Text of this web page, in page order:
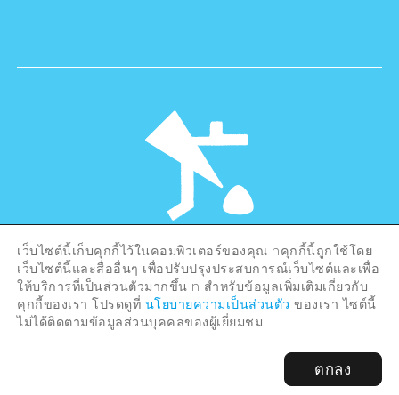
©Hiroshima Tourism Association /
Hiroshima Prefecture / Hiroshima City .
All rights reserved
เว็บไซต์นี้เก็บคุกกี้ไว้ในคอมพิวเตอร์ของคุณ nคุกกี้นี้ถูกใช้โดย
เว็บไซต์นี้และสื่ออื่นๆ เพื่อปรับปรุงประสบการณ์เว็บไซต์และเพื่อ
ให้บริการที่เป็นส่วนตัวมากขึ้น n สำหรับข้อมูลเพิ่มเติมเกี่ยวกับ
คุกกี้ของเรา โปรดดูที่ นโยบายความเป็นส่วนตัวของเรา ไซต์นี้
ไม่ได้ติดตามข้อมูลส่วนบุคคลของผู้เยี่ยมชม
ตกลง